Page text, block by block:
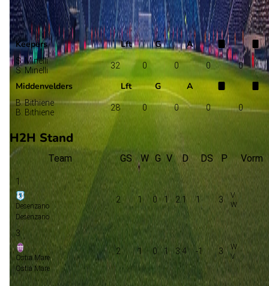
Desenzano
Selectie
Keepers Lft G A
S. Minelli
S. Minelli
32 0 0 0 0
Middenvelders Lft G A
B. Bithiene
B. Bithiene
28 0 0 0 0
H2H Stand
Team GS W G V D DS P Vorm
1
Desenzano
Desenzano
2 1 0 1 2:1 1 3
3
Ostia Mare
Ostia Mare
2 1 0 1 3:4 -1 3